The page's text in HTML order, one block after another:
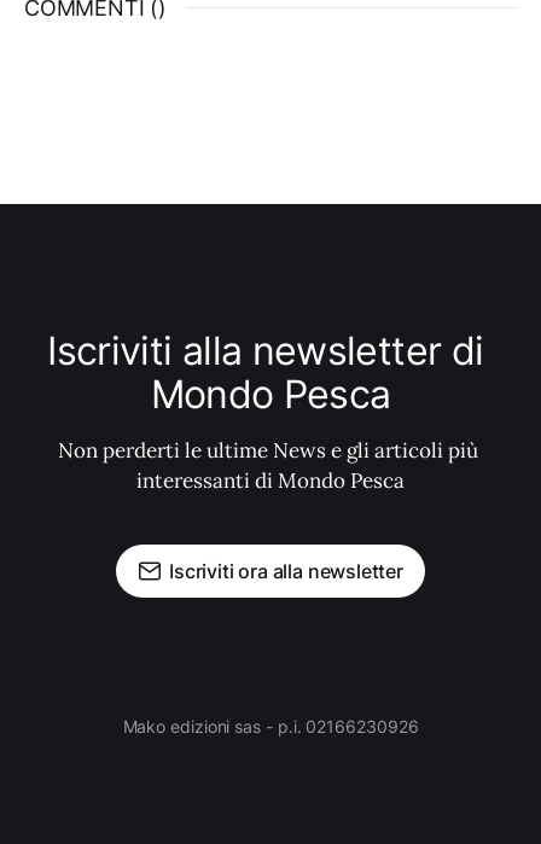
concessionario Nautica Latino
COMMENTI ()
Iscriviti alla newsletter di
Mondo Pesca
Non perderti le ultime News e gli articoli più
interessanti di Mondo Pesca
Iscriviti ora alla newsletter
Mako edizioni sas - p.i. 02166230926